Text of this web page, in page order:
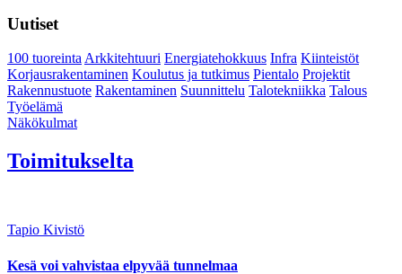
Uutiset
100 tuoreintaArkkitehtuuri Energiatehokkuus Infra Kiinteistöt
Korjausrakentaminen Koulutus ja tutkimus Pientalo Projektit
Rakennustuote Rakentaminen Suunnittelu Talotekniikka Talous
Työelämä
Näkökulmat
Toimitukselta
Tapio Kivistö
Kesä voi vahvistaa elpyvää tunnelmaa